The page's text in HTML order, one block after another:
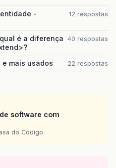
-
12 respostas
é a diferença 40 respostas
e mais usados 22 respostas
software com
do Codigo